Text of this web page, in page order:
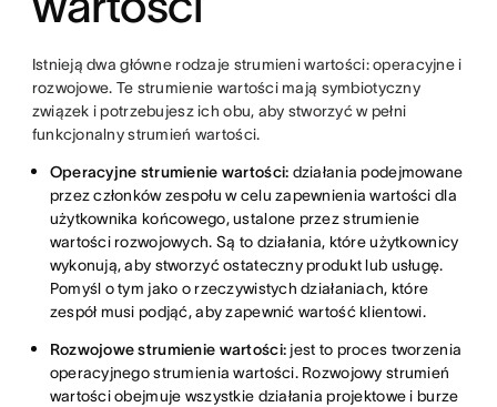
Istnieją dwa główne rodzaje strumieni wartości: operacyjne i
rozwojowe. Te strumienie wartości mają symbiotyczny
związek i potrzebujesz ich obu, aby stworzyć w pełni
funkcjonalny strumień wartości.
Operacyjne strumienie wartości: działania podejmowane
przez członków zespołu w celu zapewnienia wartości dla
użytkownika końcowego, ustalone przez strumienie
wartości rozwojowych. Są to działania, które użytkownicy
wykonują, aby stworzyć ostateczny produkt lub usługę.
Pomyśl o tym jako o rzeczywistych działaniach, które
zespół musi podjąć, aby zapewnić wartość klientowi.
Rozwojowe strumienie wartości: jest to proces tworzenia
operacyjnego strumienia wartości. Rozwojowy strumień
wartości obejmuje wszystkie działania projektowe i burze